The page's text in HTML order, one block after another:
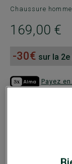
Chaussure
169,00 €
-30€ sur la
Payez